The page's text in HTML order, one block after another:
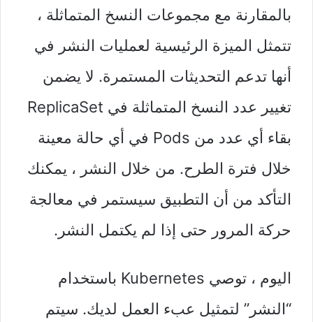
بالمقارنة مع مجموعات النسخ المتماثلة ،
تتمثل الميزة الرئيسية لعمليات النشر في
أنها تدعم التحديثات المستمرة. لا يضمن
تغيير عدد النسخ المتماثلة في ReplicaSet
بقاء أي عدد من Pods في أي حالة معينة
خلال فترة الطرح. من خلال النشر ، يمكنك
التأكد من أن التطبيق سيستمر في معالجة
حركة المرور حتى إذا لم يكتمل النشر.
اليوم ، توصي Kubernetes باستخدام
“النشر” لتمثيل عبء العمل لديك. سيتم